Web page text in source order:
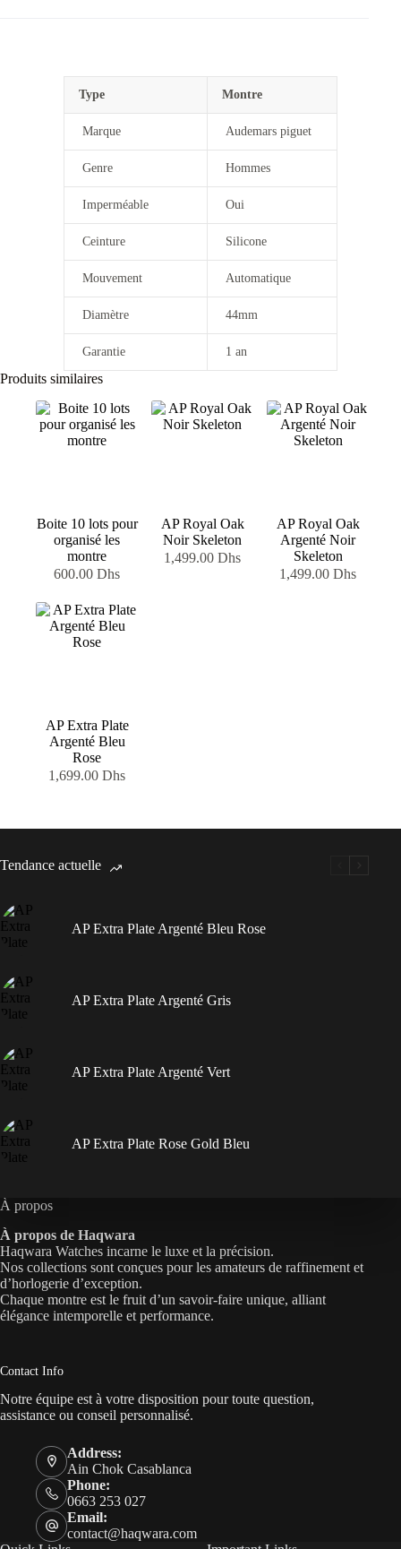
Type Montre
Marque Audemars piguet
Genre Hommes
Imperméable Oui
Ceinture Silicone
Mouvement Automatique
Diamètre 44mm
Garantie 1 an
Produits similaires
Boite 10 lots pour
organisé les
montre
600.00Dhs
AP Royal Oak
Noir Skeleton
1,499.00Dhs
AP Royal Oak
Argenté Noir
Skeleton
1,499.00Dhs
AP Extra Plate
Argenté Bleu
Rose
1,699.00Dhs
Tendance actuelle
AP Extra Plate Argenté Bleu Rose
AP Extra Plate Argenté Gris
AP Extra Plate Argenté Vert
AP Extra Plate Rose Gold Bleu
À propos
À propos de Haqwara
Haqwara Watches incarne le luxe et la précision.
Nos collections sont conçues pour les amateurs de raffinement et
d’horlogerie d’exception.
Chaque montre est le fruit d’un savoir-faire unique, alliant
élégance intemporelle et performance.
Contact Info
Notre équipe est à votre disposition pour toute question,
assistance ou conseil personnalisé.
Address:
Ain Chok Casablanca
Phone:
0663 253 027
Email:
contact@haqwara.com